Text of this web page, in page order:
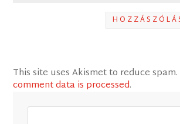
This site uses Akismet to reduce spam.
comment data is processed.